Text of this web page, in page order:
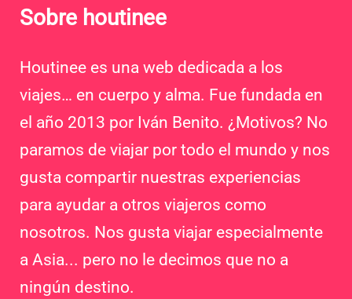
Sobre houtinee
Houtinee es una web dedicada a los
viajes… en cuerpo y alma. Fue fundada en
el año 2013 por Iván Benito. ¿Motivos? No
paramos de viajar por todo el mundo y nos
gusta compartir nuestras experiencias
para ayudar a otros viajeros como
nosotros. Nos gusta viajar especialmente
a Asia... pero no le decimos que no a
ningún destino.